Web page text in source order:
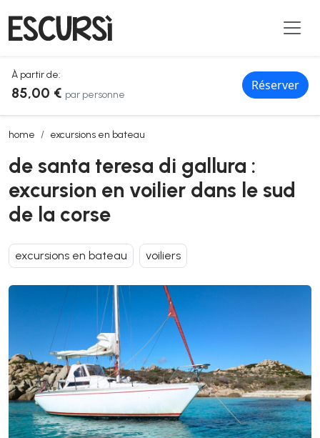
À partir de:
85,00 € par personne
Réserver
home excursions en bateau
de santa teresa di gallura : excursion en voilier dans le sud de la
de santa teresa di gallura :
excursion en voilier dans le sud
de la corse
excursions en bateau voiliers